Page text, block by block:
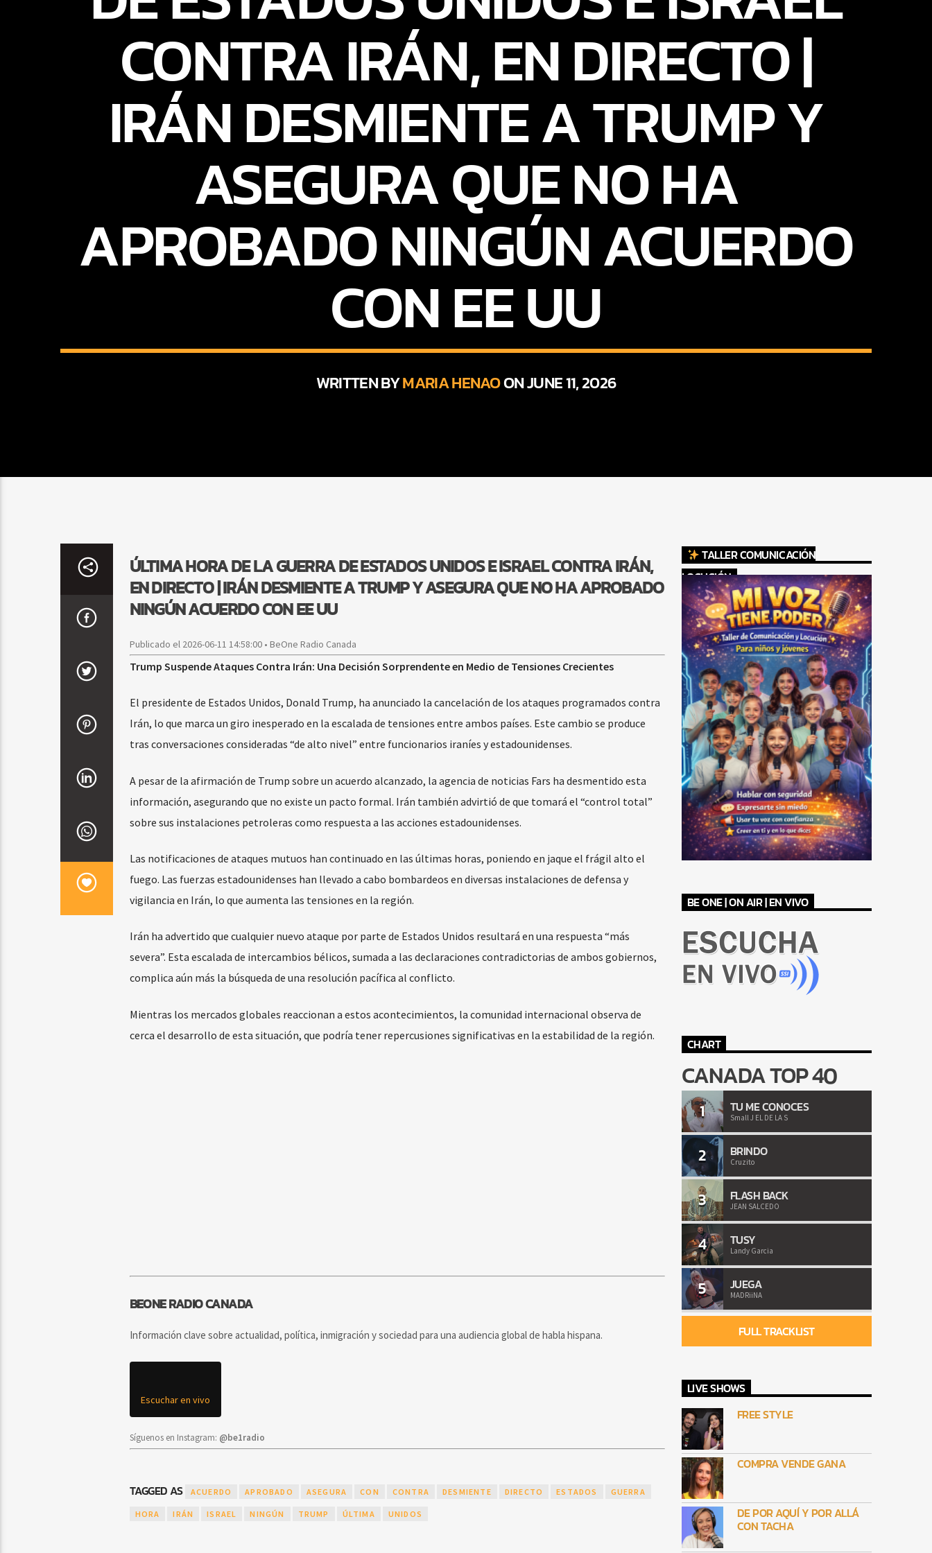
CONTRA IRÁN, EN DIRECTO |
IRÁN DESMIENTE A TRUMP Y
ASEGURA QUE NO HA
APROBADO NINGÚN ACUERDO
CON EE UU
WRITTEN BYMARIA HENAOON JUNE 11, 2026
ÚLTIMA HORA DE LA GUERRA DE ESTADOS UNIDOS E ISRAEL CONTRA IRÁN,
EN DIRECTO | IRÁN DESMIENTE A TRUMP Y ASEGURA QUE NO HA APROBADO
NINGÚN ACUERDO CON EE UU
Publicado el 2026-06-11 14:58:00 • BeOne Radio Canada
Trump Suspende Ataques Contra Irán: Una Decisión Sorprendente en Medio de Tensiones Crecientes
El presidente de Estados Unidos, Donald Trump, ha anunciado la cancelación de los ataques programados contra
Irán, lo que marca un giro inesperado en la escalada de tensiones entre ambos países. Este cambio se produce
tras conversaciones consideradas “de alto nivel” entre funcionarios iraníes y estadounidenses.
A pesar de la afirmación de Trump sobre un acuerdo alcanzado, la agencia de noticias Fars ha desmentido esta
información, asegurando que no existe un pacto formal. Irán también advirtió de que tomará el “control total”
sobre sus instalaciones petroleras como respuesta a las acciones estadounidenses.
Las notificaciones de ataques mutuos han continuado en las últimas horas, poniendo en jaque el frágil alto el
fuego. Las fuerzas estadounidenses han llevado a cabo bombardeos en diversas instalaciones de defensa y
vigilancia en Irán, lo que aumenta las tensiones en la región.
Irán ha advertido que cualquier nuevo ataque por parte de Estados Unidos resultará en una respuesta “más
severa”. Esta escalada de intercambios bélicos, sumada a las declaraciones contradictorias de ambos gobiernos,
complica aún más la búsqueda de una resolución pacífica al conflicto.
Mientras los mercados globales reaccionan a estos acontecimientos, la comunidad internacional observa de
cerca el desarrollo de esta situación, que podría tener repercusiones significativas en la estabilidad de la región.
BEONE RADIO CANADA
Información clave sobre actualidad, política, inmigración y sociedad para una audiencia global de habla hispana.
Escuchar en vivo
Síguenos en Instagram: @be1radio
TAGGED AS ACUERDO APROBADO ASEGURA CON CONTRA DESMIENTE DIRECTO ESTADOS GUERRA
HORA IRÁN ISRAEL NINGÚN TRUMP ÚLTIMA UNIDOS
TALLER COMUNICACIÓN
LOCUCIÓN
BE ONE | ON AIR | EN VIVO
CHART
CANADA TOP 40
1 TU ME CONOCES
Small J EL DE LA S
2 BRINDO
Cruzito
3 FLASH BACK
JEAN SALCEDO
4 TUSY
Landy Garcia
5 JUEGA
MADRiiNA
FULL TRACKLIST
LIVE SHOWS
FREE STYLE
COMPRA VENDE GANA
DE POR AQUÍ Y POR ALLÁ
CON TACHA